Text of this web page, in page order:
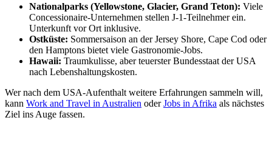
Nationalparks (Yellowstone, Glacier, Grand Teton): Viele
Concessionaire-Unternehmen stellen J-1-Teilnehmer ein.
Unterkunft vor Ort inklusive.
Ostküste: Sommersaison an der Jersey Shore, Cape Cod oder
den Hamptons bietet viele Gastronomie-Jobs.
Hawaii: Traumkulisse, aber teuerster Bundesstaat der USA
nach Lebenshaltungskosten.
Wer nach dem USA-Aufenthalt weitere Erfahrungen sammeln will,
kann Work and Travel in Australien oderJobs in Afrika als nächstes
Ziel ins Auge fassen.